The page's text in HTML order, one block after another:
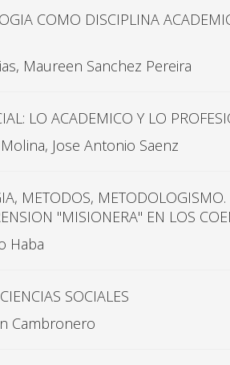
COMO DISCIPLINA
Maureen Sanchez Pereira
LO ACADEMICO Y LO
Jose Antonio Saenz
METODOS,
"MISIONERA" EN LOS
Haba
SOCIALES
Cambronero